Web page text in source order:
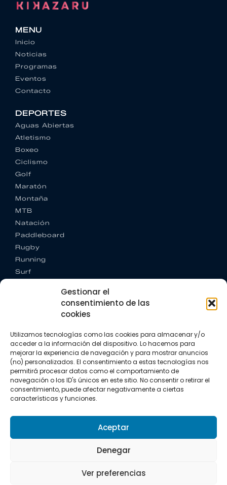
Gestionar el
consentimiento de las
cookies
Utilizamos tecnologías como las cookies para almacenar y/o
acceder a la información del dispositivo. Lo hacemos para
mejorar la experiencia de navegación y para mostrar anuncios
(no) personalizados. El consentimiento a estas tecnologías nos
permitirá procesar datos como el comportamiento de
navegación o los ID's únicos en este sitio. No consentir o retirar el
consentimiento, puede afectar negativamente a ciertas
características y funciones.
Aceptar
Denegar
Ver preferencias
MENU
Inicio
Noticias
Programas
Eventos
Contacto
DEPORTES
Aguas Abiertas
Atletismo
Boxeo
Ciclismo
Golf
Maratón
Montaña
MTB
Natación
Paddleboard
Rugby
Running
Surf
CONTACTO
+34 662 342 177
info@vkssport.com
SÍGUENOS
Política de privacidad
Política de cookies
Todos los derechos resevados.